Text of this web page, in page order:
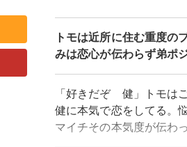
トモは近所に住む重度の
みは恋心が伝わらず弟ポ
「好きだぞ 健」トモは
健に本気で恋をしてる。
マイチその本気度が伝わ
り、チューできたりする